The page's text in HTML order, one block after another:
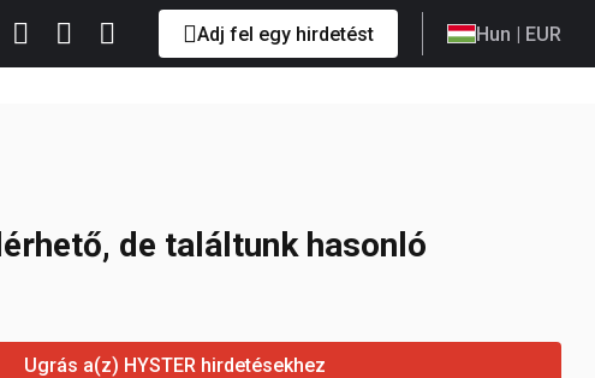
Adj fel egy hirdetést Hun | EUR
de találtunk hasonló
Ugrás a(z) HYSTER hirdetésekhez